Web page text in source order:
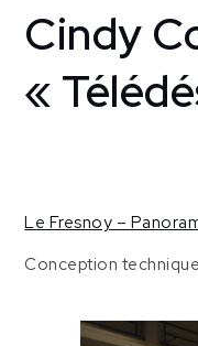
Home
Creative
Le Fresnoy
« Télédésir »
Cindy
«
Le Fresnoy –
Conception